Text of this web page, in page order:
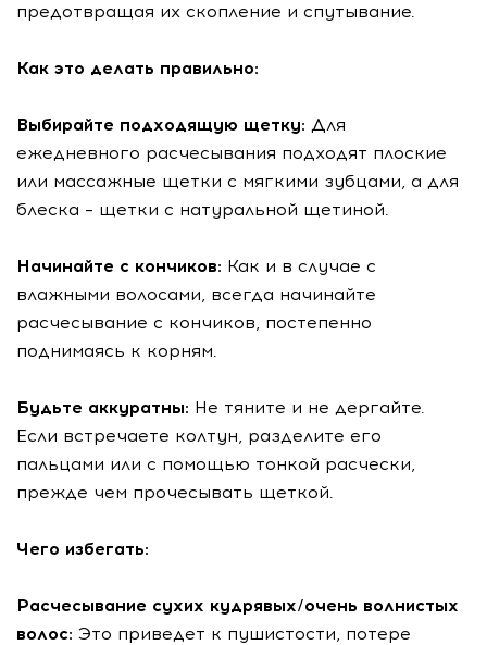
предотвращая их скопление и спутывание.
Как это делать правильно:
Выбирайте подходящую щетку: Для
ежедневного расчесывания подходят плоские
или массажные щетки с мягкими зубцами, а для
блеска – щетки с натуральной щетиной.
Начинайте с кончиков: Как и в случае с
влажными волосами, всегда начинайте
расчесывание с кончиков, постепенно
поднимаясь к корням.
Будьте аккуратны: Не тяните и не дергайте.
Если встречаете колтун, разделите его
пальцами или с помощью тонкой расчески,
прежде чем прочесывать щеткой.
Чего избегать:
Расчесывание сухих кудрявых/очень волнистых
волос: Это приведет к пушистости, потере